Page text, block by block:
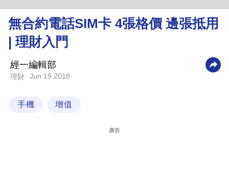
理
財
商
科
無合約電話SIM卡 4張格價 邊張抵用
| 理財入門
經一編輯部
理財 Jun 19 2018
手機 增值
廣告